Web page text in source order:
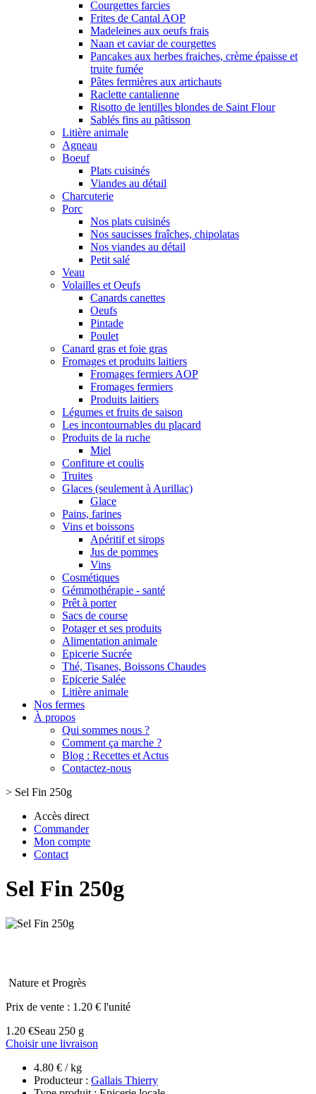
Courgettes farcies
Frites de Cantal AOP
Madeleines aux oeufs frais
Naan et caviar de courgettes
Pancakes aux herbes fraiches, crème épaisse et
truite fumée
Pâtes fermières aux artichauts
Raclette cantalienne
Risotto de lentilles blondes de Saint Flour
Sablés fins au pâtisson
Litière animale
Agneau
Boeuf
Plats cuisinés
Viandes au détail
Charcuterie
Porc
Nos plats cuisinés
Nos saucisses fraîches, chipolatas
Nos viandes au détail
Petit salé
Veau
Volailles et Oeufs
Canards canettes
Oeufs
Pintade
Poulet
Canard gras et foie gras
Fromages et produits laitiers
Fromages fermiers AOP
Fromages fermiers
Produits laitiers
Légumes et fruits de saison
Les incontournables du placard
Produits de la ruche
Miel
Confiture et coulis
Truites
Glaces (seulement à Aurillac)
Glace
Pains, farines
Vins et boissons
Apéritif et sirops
Jus de pommes
Vins
Cosmétiques
Gémmothérapie - santé
Prêt à porter
Sacs de course
Potager et ses produits
Alimentation animale
Epicerie Sucrée
Thé, Tisanes, Boissons Chaudes
Epicerie Salée
Litière animale
Nos fermes
À propos
Qui sommes nous ?
Comment ça marche ?
Blog : Recettes et Actus
Contactez-nous
> Sel Fin 250g
Accès direct
Commander
Mon compte
Contact
Sel Fin 250g
Nature et Progrès
Prix de vente : 1.20 € l'unité
1.20 €Seau 250 g
Choisir une livraison
4.80 € / kg
Producteur : Gallais Thierry